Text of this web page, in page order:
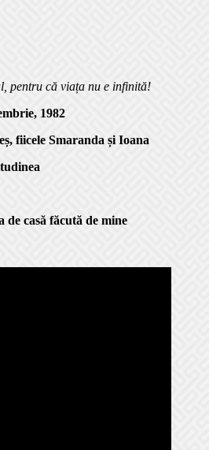
pentru că viața nu e infinită!
1982
fiicele Smaranda și Ioana
de casă făcută de mine